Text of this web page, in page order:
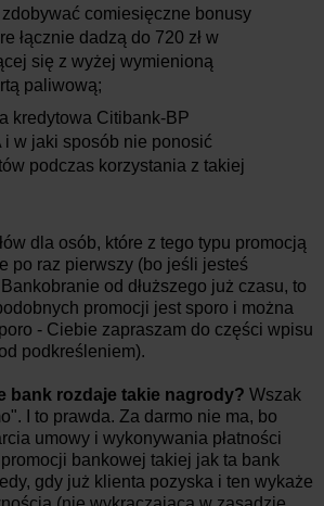
comiesięczne bonusy
łącznie dadzą do 720 zł w
się z wyżej wymienioną
paliwową;
kredytowa Citibank-BP
i w jaki sposób nie ponosić
podczas korzystania z takiej
dla osób, które z tego typu promocją
po raz pierwszy (bo jeśli jesteś
od dłuższego już czasu, to
promocji jest sporo i można
- Ciebie zapraszam do części wpisu
podkreśleniem).
bank rozdaje takie nagrody? Wszak
I to prawda. Za darmo nie ma, bo
umowy i wykonywania płatności
bankowej takiej jak ta bank
gdy już klienta pozyska i ten wykaże